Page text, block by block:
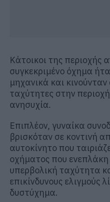
Κάτοικοι της περιοχής
συγκεκριμένο όχημα
μηχανικά και
ταχύτητες στην
ανησυχία.
Επιπλέον, γυναίκα
βρισκόταν σε κοντινή
αυτοκίνητο που
οχήματος που ενεπλάκη
υπερβολική ταχύτητα
επικίνδυνους ελιγμούς
δυστύχημα.